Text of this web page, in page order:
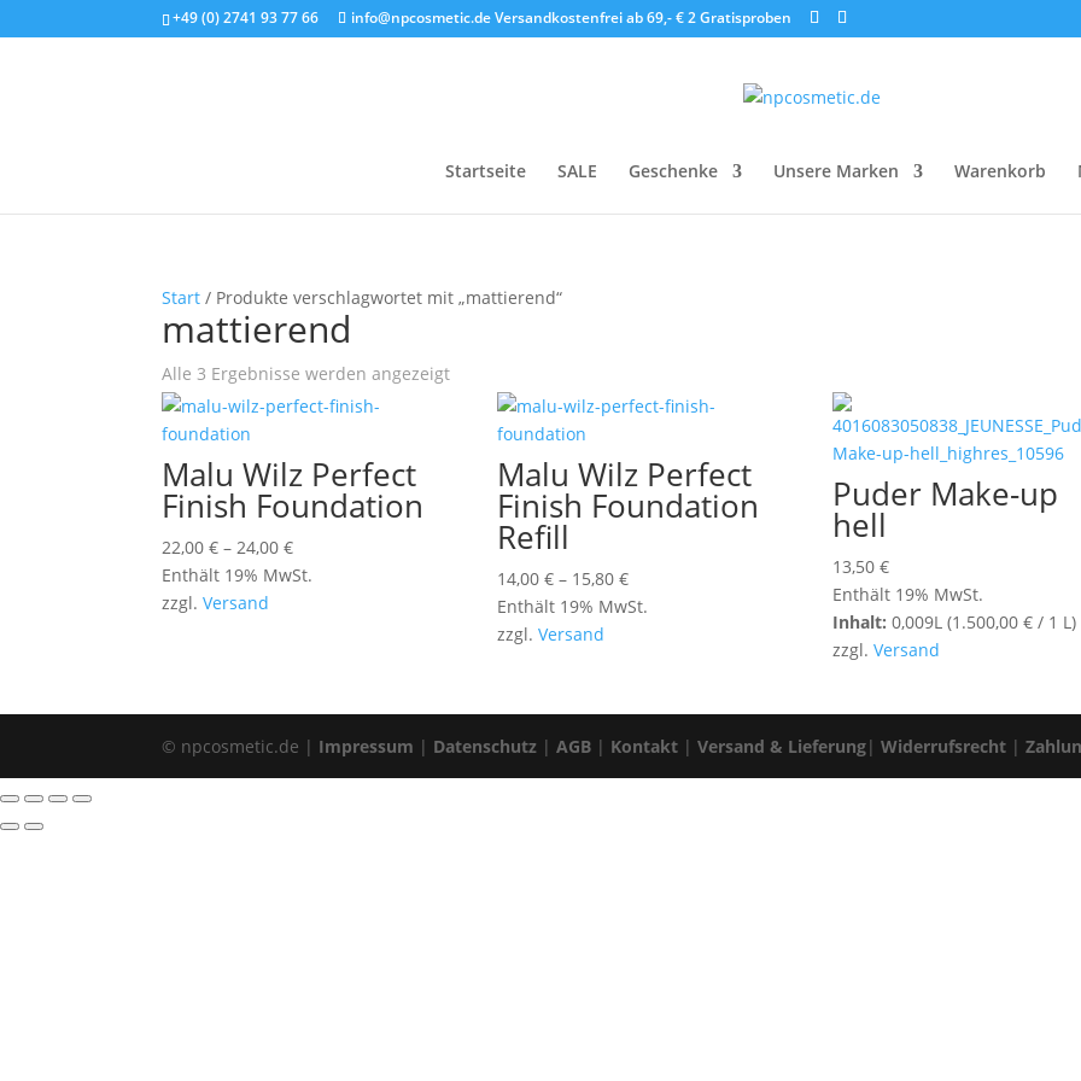
+49 (0) 2741 93 77 66 info@npcosmetic.de Versandkostenfrei ab 69,- € 2 Gratisproben
Startseite SALE Geschenke Unsere Marken Warenkorb
Start / Produkte verschlagwortet mit „mattierend“
mattierend
Alle 3 Ergebnisse werden angezeigt
Malu Wilz Perfect
Finish Foundation
22,00€ –24,00€Preisspanne:
22,00 €
Enthält 19% MwSt.
zzgl.Versand
Malu Wilz Perfect
Finish Foundation
Refill
14,00€ – 15,80€Preisspanne:
14,00 €
Enthält 19% MwSt.
zzgl.Versand
Puder Make-up
hell
13,50€
Enthält 19% MwSt.
Inhalt: 0,009L (1.500,00€ / 1 L)
zzgl.Versand
© npcosmetic.de | Impressum | Datenschutz |AGB | Kontakt |Versand & Lieferung|Widerrufsrecht |